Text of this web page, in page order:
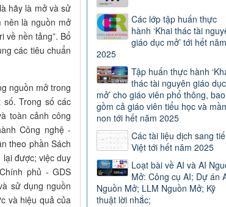
hãy là mở và sử
nên là nguồn mở
về nền tảng”. Bổ
các tiêu chuẩn
nguồn mở trong
Trong số các
toàn cảnh công
Công nghệ -
theo phần Sách
được; việc duy
phủ - GDS
sử dụng nguồn
và hiệu quả của
Các lớp tập huấn thực
hành ‘Khai thác tài
giáo dục mở’ tới hết năm
2025
Tập huấn thực hành
thác tài nguyên giáo dục
mở’ cho giáo viên phổ thông, bao
gồm cả giáo viên tiểu học và
non tới hết năm 2025
Các tài liệu dịch sang
Việt tới hết năm 2025
Loạt bài về AI và AI
Mở: Công cụ AI; Dự án
Nguồn Mở; LLM Nguồn Mở; Kỹ
thuật lời nhắc;